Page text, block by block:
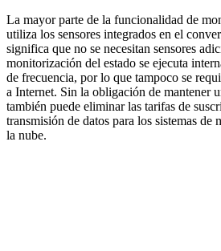
La mayor parte de la funcionalidad de
utiliza los sensores integrados en el
significa que no se necesitan sensores
monitorización del estado se ejecuta
de frecuencia, por lo que tampoco se
a Internet. Sin la obligación de mantener
también puede eliminar las tarifas de
transmisión de datos para los sistemas de
la nube.